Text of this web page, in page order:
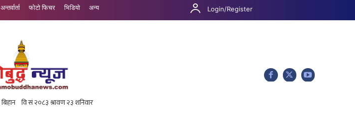
अन्तर्वार्ता फोटो फिचर भिडियो अन्य Login/Register